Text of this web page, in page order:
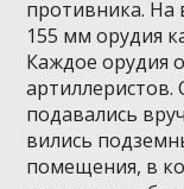
противника. На
155 мм орудия
Каждое орудия
артиллеристов.
подавались
вились
помещения, в